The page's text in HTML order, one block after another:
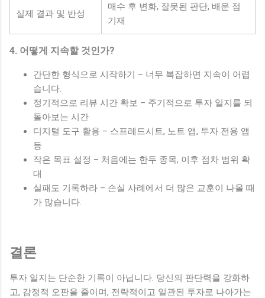
실제 결과 및 반성
매수 후 변화, 잘못된 판단, 배운 점
기재
4. 어떻게 지속할 것인가?
간단한 형식으로 시작하기 – 너무 복잡하면 지속이 어렵
습니다.
정기적으로 리뷰 시간 확보 – 주기적으로 투자 일지를 되
돌아보는 시간
디지털 도구 활용 – 스프레드시트, 노트 앱, 투자 전용 앱
등
작은 목표 설정 – 처음에는 한두 종목, 이후 점차 범위 확
대
실패도 기록하라 – 손실 사례에서 더 많은 교훈이 나올 때
가 많습니다.
결론
투자 일지는 단순한 기록이 아닙니다. 당신의 판단력을 강화하
고, 감정적 오판을 줄이며, 전략적이고 일관된 투자로 나아가는